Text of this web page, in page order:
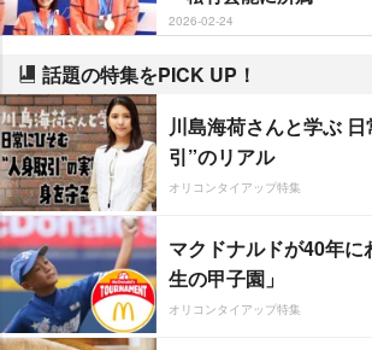
2026-02-24
話題の特集をPICK UP！
川島海荷さんと学ぶ
引”のリアル
オリコンタイアップ特集
マクドナルドが40年
生の甲子園」
オリコンタイアップ特集